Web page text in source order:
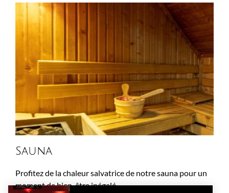
Sauna
Profitez de la chaleur salvatrice de notre sauna pour un
moment de bien-être inégalé.